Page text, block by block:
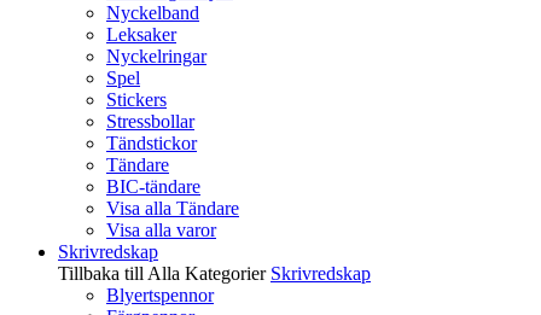
Nyckelband
Leksaker
Nyckelringar
Spel
Stickers
Stressbollar
Tändstickor
Tändare
BIC-tändare
Visa alla Tändare
Visa alla varor
Skrivredskap
Tillbaka till Alla Kategorier Skrivredskap
Blyertspennor